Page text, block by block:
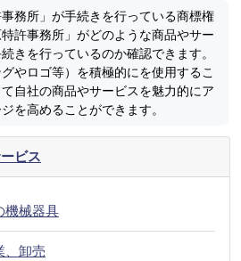
事務所」が手続きを行っている商標権
許事務所」がどのような商品やサー
きを行っているのか確認できます。
やロゴ等）を積極的にを使用するこ
自社の商品やサービスを魅力的にア
を高めることができます。
ビス
機械器具
、卸売